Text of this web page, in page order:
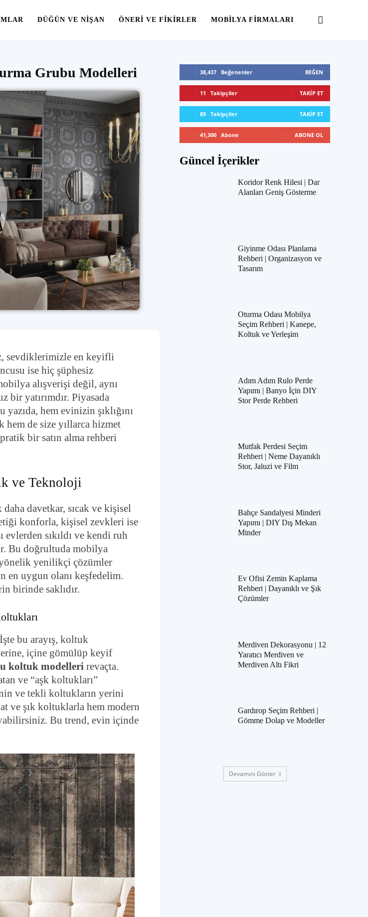
DÜĞÜN VE NIŞAN ÖNERI VE FIKIRLER MOBILYA FIRMALARI
Grubu Modelleri
sevdiklerimizle en keyifli
ise hiç şüphesiz
alışverişi değil, aynı
bir yatırımdır. Piyasada
hem evinizin şıklığını
de size yıllarca hizmet
bir satın alma rehberi
ve Teknoloji
davetkar, sıcak ve kişisel
konforla, kişisel zevkleri ise
sıkıldı ve kendi ruh
Bu doğrultuda mobilya
yönelik yenilikçi çözümler
en uygun olanı keşfedelim.
birinde saklıdır.
bu arayış, koltuk
içine gömülüp keyif
koltuk modelleri revaçta.
ve “aşk koltukları”
ve tekli koltukların yerini
ve şık koltuklarla hem modern
Bu trend, evin içinde
38,437 Beğenenler BEĞEN
11 Takipçiler TAKIP ET
89 Takipçiler TAKIP ET
41,300 Abone ABONE OL
Güncel İçerikler
Koridor Renk Hilesi | Dar
Alanları Geniş Gösterme
Giyinme Odası Planlama
Rehberi | Organizasyon ve
Tasarım
Oturma Odası Mobilya
Seçim Rehberi | Kanepe,
Koltuk ve Yerleşim
Adım Adım Rulo Perde
Yapımı | Banyo İçin DIY
Stor Perde Rehberi
Mutfak Perdesi Seçim
Rehberi | Neme Dayanıklı
Stor, Jaluzi ve Film
Bahçe Sandalyesi Minderi
Yapımı | DIY Dış Mekan
Minder
Ev Ofisi Zemin Kaplama
Rehberi | Dayanıklı ve Şık
Çözümler
Merdiven Dekorasyonu | 12
Yaratıcı Merdiven ve
Merdiven Altı Fikri
Gardırop Seçim Rehberi |
Gömme Dolap ve Modeller
Devamını Göster